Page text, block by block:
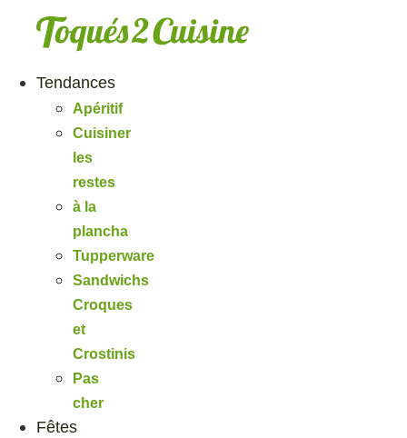
Tendances
Apéritif
Cuisiner
les
restes
à la
plancha
Tupperware
Sandwichs
Croques
et
Crostinis
Pas
cher
Fêtes